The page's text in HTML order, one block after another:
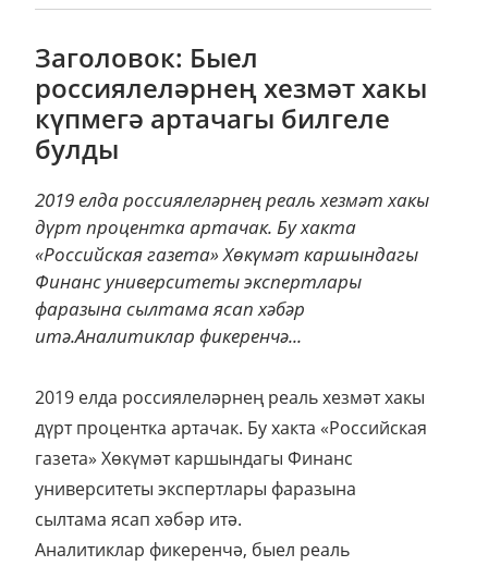
Заголовок: Быел
россиялеләрнең хезмәт хакы
күпмегә артачагы билгеле
булды
2019 елда россиялеләрнең реаль хезмәт хакы
дүрт процентка артачак. Бу хакта
«Российская газета» Хөкүмәт каршындагы
Финанс университеты экспертлары
фаразына сылтама ясап хәбәр
итә.Аналитиклар фикеренчә...
2019 елда россиялеләрнең реаль хезмәт хакы
дүрт процентка артачак. Бу хакта «Российская
газета» Хөкүмәт каршындагы Финанс
университеты экспертлары фаразына
сылтама ясап хәбәр итә.
Аналитиклар фикеренчә, быел реаль